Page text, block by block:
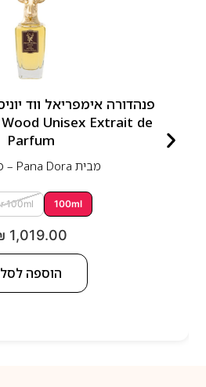
Unisex Extrait de
Parfum
מבית Pana Dora – פנה דורה
100ml
100ml
1,019.00
הוספה לסל